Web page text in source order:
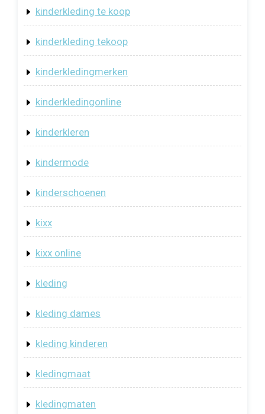
kinderkleding te koop
kinderkleding tekoop
kinderkledingmerken
kinderkledingonline
kinderkleren
kindermode
kinderschoenen
kixx
kixx online
kleding
kleding dames
kleding kinderen
kledingmaat
kledingmaten